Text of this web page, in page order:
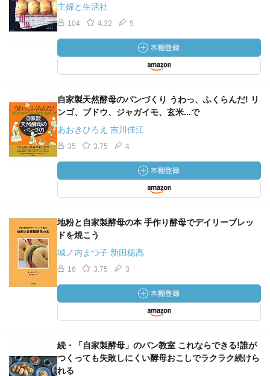
主婦と生活社
104 4.32 5
自家製天然酵母のパンづくり うわっ、ふくらんだ! リ
ンゴ、ブドウ、ジャガイモ、玄米...で
あおきひろえ 吉川佳江
35 3.75 4
地粉と自家製酵母の本 手作り酵母でデイリーブレッ
ドを焼こう
城ノ内まつ子 新田穂高
16 3.75 3
続・「自家製酵母」のパン教室 これならできる!誰が
つくっても失敗しにくい酵母おこしでラクラク続けら
れる